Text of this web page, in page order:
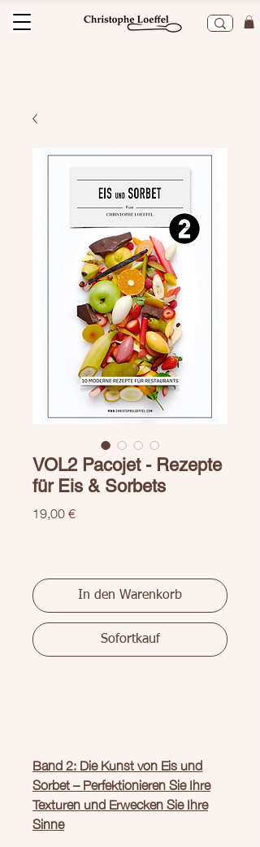
VOL2 Pacojet - Rezepte
für Eis & Sorbets
19,00 €Preis
In den Warenkorb
Sofortkauf
Band 2: Die Kunst von Eis und
Sorbet – Perfektionieren Sie Ihre
Texturen und Erwecken Sie Ihre
Sinne